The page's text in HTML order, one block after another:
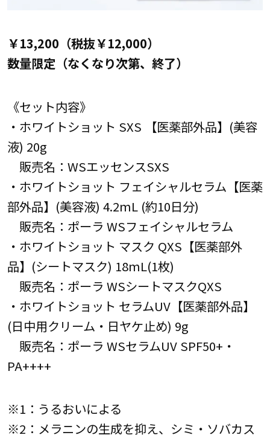
￥13,200（税抜￥12,000）
数量限定（なくなり次第、終了）
《セット内容》
・ホワイトショット SXS 【医薬部外品】(美容
液) 20g
販売名：WSエッセンスSXS
・ホワイトショット フェイシャルセラム【医薬
部外品】(美容液) 4.2mL (約10日分)
販売名：ポーラ WSフェイシャルセラム
・ホワイトショット マスク QXS【医薬部外
品】(シートマスク) 18mL(1枚)
販売名：ポーラ WSシートマスクQXS
・ホワイトショット セラムUV【医薬部外品】
(日中用クリーム・日ヤケ止め) 9g
販売名：ポーラ WSセラムUV SPF50+・
PA++++
※1：うるおいによる
※2：メラニンの生成を抑え、シミ・ソバカス